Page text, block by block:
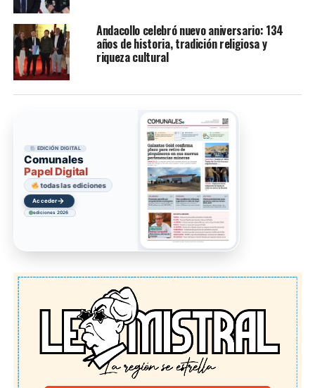
Andacollo celebró nuevo aniversario: 134
años de historia, tradición religiosa y
riqueza cultural
EDICIÓN DIGITAL
Comunales
Papel Digital
todas las ediciones
Acceder→
ediciones 2026